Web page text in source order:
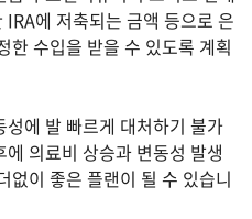
에 저축되는 금액 등으로 은
한 수입을 받을 수 있도록 계획
에 발 빠르게 대처하기 불가
의료비 상승과 변동성 발생
없이 좋은 플랜이 될 수 있습니